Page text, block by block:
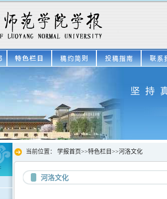
当前位置： 学报首页>>特色栏目 >>河洛文化
河洛文化